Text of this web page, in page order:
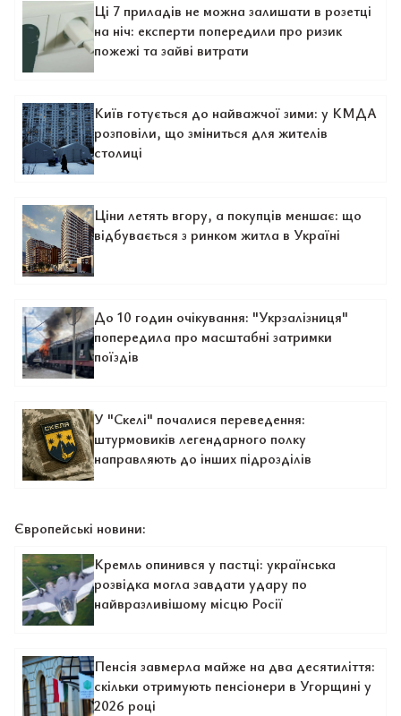
Ці 7 приладів не можна залишати в розетці
на ніч: експерти попередили про ризик
пожежі та зайві витрати
Київ готується до найважчої зими: у КМДА
розповіли, що зміниться для жителів
столиці
Ціни летять вгору, а покупців меншає: що
відбувається з ринком житла в Україні
До 10 годин очікування: "Укрзалізниця"
попередила про масштабні затримки
поїздів
У "Скелі" почалися переведення:
штурмовиків легендарного полку
направляють до інших підрозділів
Європейські новини:
Кремль опинився у пастці: українська
розвідка могла завдати удару по
найвразливішому місцю Росії
Пенсія завмерла майже на два десятиліття:
скільки отримують пенсіонери в Угорщині у
2026 році